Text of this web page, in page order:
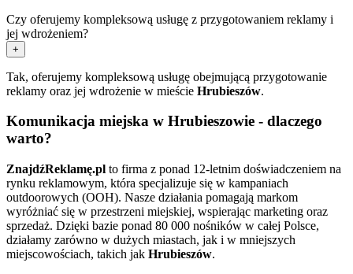
Czy oferujemy kompleksową usługę z przygotowaniem reklamy i
jej wdrożeniem?
+
Tak, oferujemy kompleksową usługę obejmującą przygotowanie
reklamy oraz jej wdrożenie w mieście Hrubieszów.
Komunikacja miejska w Hrubieszowie - dlaczego
warto?
ZnajdźReklamę.pl to firma z ponad 12-letnim doświadczeniem na
rynku reklamowym, która specjalizuje się w kampaniach
outdoorowych (OOH). Nasze działania pomagają markom
wyróżniać się w przestrzeni miejskiej, wspierając marketing oraz
sprzedaż. Dzięki bazie ponad 80 000 nośników w całej Polsce,
działamy zarówno w dużych miastach, jak i w mniejszych
miejscowościach, takich jak Hrubieszów.